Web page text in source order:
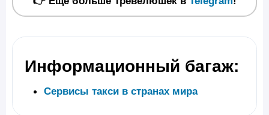
Информационный багаж:
Сервисы такси в странах мира